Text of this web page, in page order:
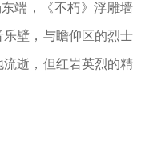
端，《不朽》浮雕墙
壁，与瞻仰区的烈士
逝，但红岩英烈的精